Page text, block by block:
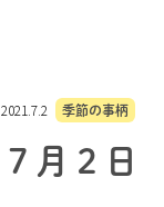
2021.7.2 季節の事柄
７月２日